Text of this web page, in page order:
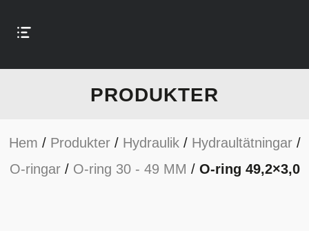
PRODUKTER
Hem / Produkter/ Hydraulik/ Hydraultätningar/
O-ringar/ O-ring 30 - 49 MM / O-ring 49,2×3,0